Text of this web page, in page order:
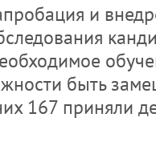
и
быть
167 приняли